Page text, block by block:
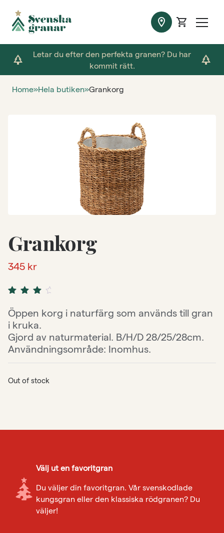
location_on shopping_cart
park
Letar du efter den perfekta granen? Du har
kommit rätt.
park
Home»Hela butiken»Grankorg
Grankorg
345 kr
4.00
of 5
based
on
customer
rating
Öppen korg i naturfärg som används till gran
i kruka.
Gjord av naturmaterial. B/H/D 28/25/28cm.
Användningsområde: Inomhus.
Out of stock
Välj ut en favoritgran
Du väljer din favoritgran. Vår svenskodlade
kungsgran eller den klassiska rödgranen? Du
väljer!